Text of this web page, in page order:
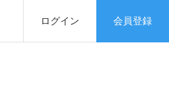
ログイン 会員登録